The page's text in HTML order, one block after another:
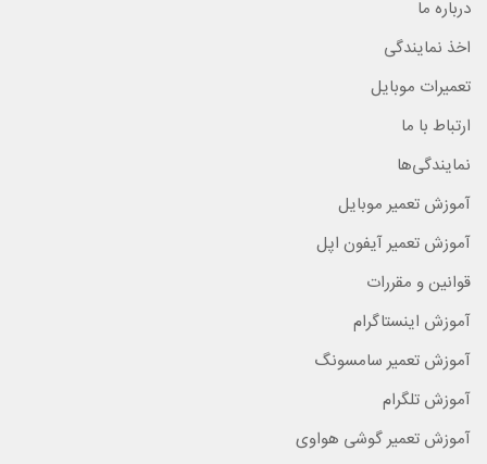
درباره ما
اخذ نمایندگی
تعمیرات موبایل
ارتباط با ما
نمایندگی‌ها
آموزش تعمیر موبایل
آموزش تعمیر آیفون اپل
قوانین و مقررات
آموزش اینستاگرام
آموزش تعمیر سامسونگ
آموزش تلگرام
آموزش تعمیر گوشی هواوی